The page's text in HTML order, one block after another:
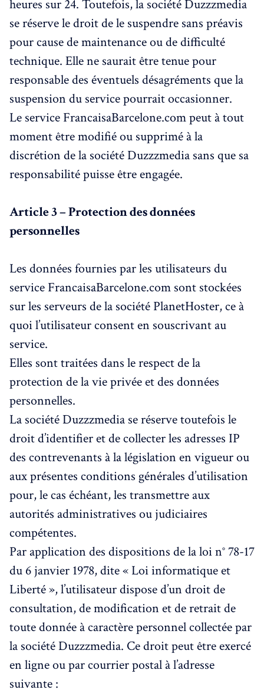
heures sur 24. Toutefois, la société Duzzzmedia
se réserve le droit de le suspendre sans préavis
pour cause de maintenance ou de difficulté
technique. Elle ne saurait être tenue pour
responsable des éventuels désagréments que la
suspension du service pourrait occasionner.
Le service FrancaisaBarcelone.com peut à tout
moment être modifié ou supprimé à la
discrétion de la société Duzzzmedia sans que sa
responsabilité puisse être engagée.
Article 3 – Protection des données
personnelles
Les données fournies par les utilisateurs du
service FrancaisaBarcelone.com sont stockées
sur les serveurs de la société PlanetHoster, ce à
quoi l’utilisateur consent en souscrivant au
service.
Elles sont traitées dans le respect de la
protection de la vie privée et des données
personnelles.
La société Duzzzmedia se réserve toutefois le
droit d’identifier et de collecter les adresses IP
des contrevenants à la législation en vigueur ou
aux présentes conditions générales d’utilisation
pour, le cas échéant, les transmettre aux
autorités administratives ou judiciaires
compétentes.
Par application des dispositions de la loi n° 78-17
du 6 janvier 1978, dite « Loi informatique et
Liberté », l’utilisateur dispose d’un droit de
consultation, de modification et de retrait de
toute donnée à caractère personnel collectée par
la société Duzzzmedia. Ce droit peut être exercé
en ligne ou par courrier postal à l’adresse
suivante :